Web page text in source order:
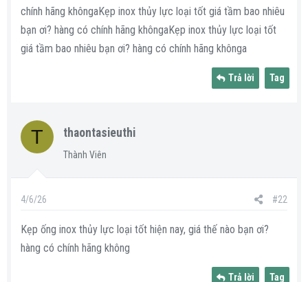
e
chính hãng khôngaKẹp inox thủy lực loại tốt giá tầm bao nhiêu
bạn ơi? hàng có chính hãng khôngaKẹp inox thủy lực loại tốt
giá tầm bao nhiêu bạn ơi? hàng có chính hãng khônga
Trả lời Tag
T thaontasieuthi
Thành Viên
4/6/26 #22
Kẹp ống inox thủy lực loại tốt hiện nay, giá thế nào bạn ơi?
hàng có chính hãng không
Trả lời Tag